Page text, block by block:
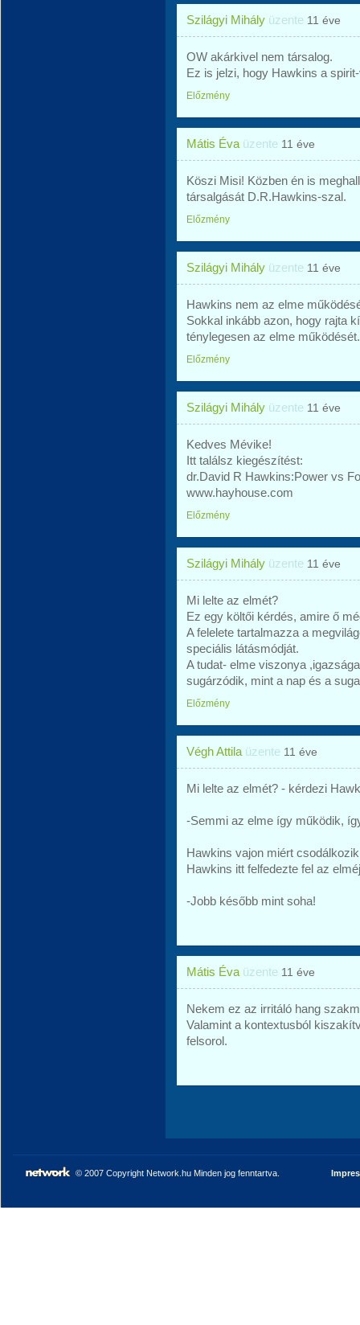
Szilágyi Mihály üzente 11 éve
OW akárkivel nem társalog.
Ez is jelzi, hogy Hawkins a
Előzmény
Mátis Éva üzente 11 éve
Köszi Misi! Közben én is
társalgását D.R.Hawkins-szal.
Előzmény
Szilágyi Mihály üzente 11 éve
Hawkins nem az elme
Sokkal inkább azon, hogy rajta
ténylegesen az elme működését.
Előzmény
Szilágyi Mihály üzente 11 éve
Kedves Mévike!
Itt találsz kiegészítést:
dr.David R Hawkins:Power vs
www.hayhouse.com
Előzmény
Szilágyi Mihály üzente 11 éve
Mi lelte az elmét?
Ez egy költői kérdés, amire ő
A felelete tartalmazza a
speciális látásmódját.
A tudat- elme viszonya
sugárzódik, mint a nap és a
Előzmény
Végh Attila üzente 11 éve
Mi lelte az elmét? - kérdezi
-Semmi az elme így működik,
Hawkins vajon miért
Hawkins itt felfedezte fel az
-Jobb később mint soha!
Mátis Éva üzente 11 éve
Nekem ez az irritáló hang
Valamint a kontextusból
felsorol.
© 2007 Copyright Network.hu Minden jog fenntartva.